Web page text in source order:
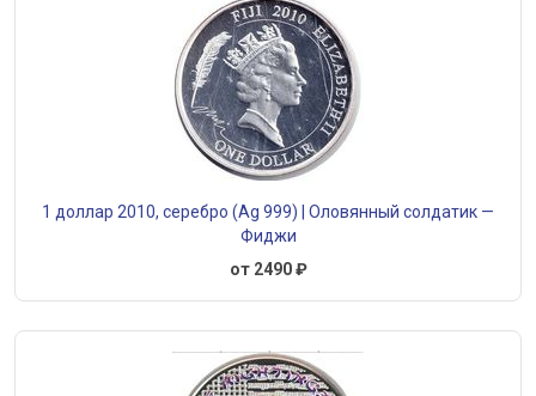
1 доллар 2010, серебро (Ag 999) | Оловянный солдатик —
Фиджи
от 2490 ₽